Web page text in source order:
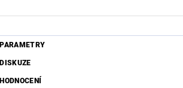
PARAMETRY
DISKUZE
HODNOCENÍ